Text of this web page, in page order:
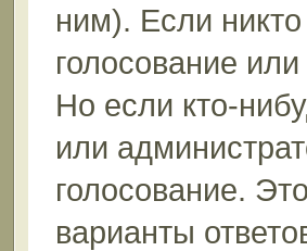
ним). Если
голосование
Но если кто-
или
голосование.
варианты